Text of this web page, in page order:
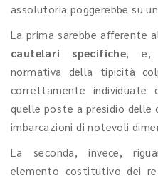
assolutoria poggerebbe su
La prima sarebbe afferente
cautelari specifiche, e,
normativa della tipicità
correttamente
quelle poste a presidio
imbarcazioni di notevoli
La seconda, invece,
elemento costitutivo dei